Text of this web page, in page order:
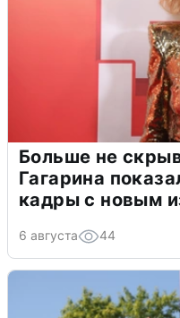
Больше не
Гагарина
кадры с новым
6 августа 44